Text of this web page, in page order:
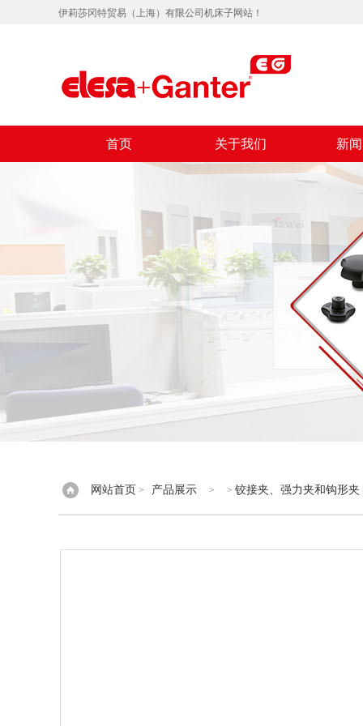
伊莉莎冈特贸易（上海）有限公司机床子网站！
首页 关于我们 新
网站首页 > 产品展示 > > 铰接夹、强力夹和钩形夹